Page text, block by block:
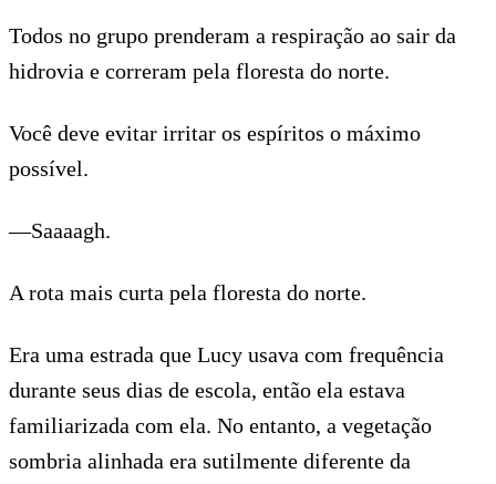
Todos no grupo prenderam a respiração ao sair da
hidrovia e correram pela floresta do norte.
Você deve evitar irritar os espíritos o máximo
possível.
—Saaaagh.
A rota mais curta pela floresta do norte.
Era uma estrada que Lucy usava com frequência
durante seus dias de escola, então ela estava
familiarizada com ela. No entanto, a vegetação
sombria alinhada era sutilmente diferente da